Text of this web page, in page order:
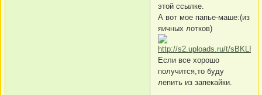
этой ссылке.
А вот мое папье-маше:(из
яичных лотков)
Если все хорошо
получится,то буду
лепить из запекайки.